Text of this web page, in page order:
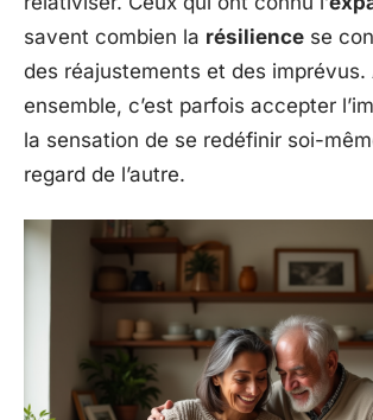
savent combien la résilience se
des réajustements et des imprévus.
ensemble, c’est parfois accepter
la sensation de se redéfinir soi-
regard de l’autre.